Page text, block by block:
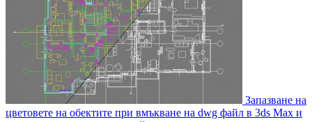
Запазване на
цветовете на обектите при вмъкване на dwg файл в 3ds Max и